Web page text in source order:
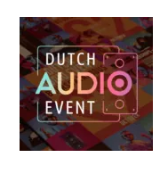
Beo
Grace
aan:
high-
end